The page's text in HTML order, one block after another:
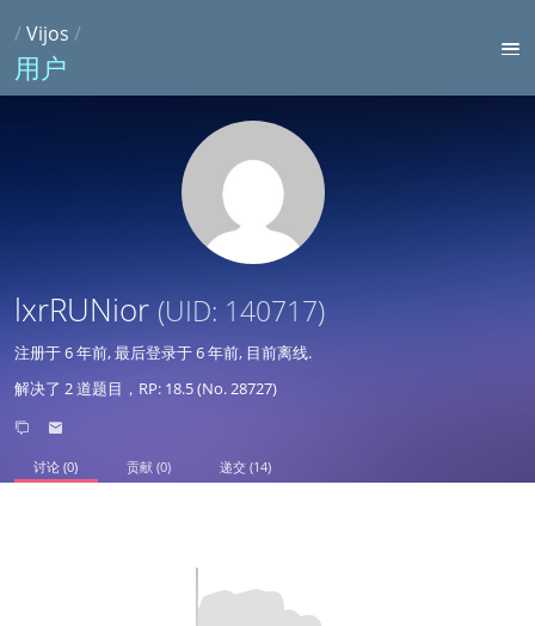
/Vijos /
用户
lxrRUNior (UID: 140717)
注册于6 年前, 最后登录于6 年前, 目前离线.
解决了 2 道题目，RP: 18.5 (No. 28727)
讨论 (0) 贡献 (0) 递交 (14)